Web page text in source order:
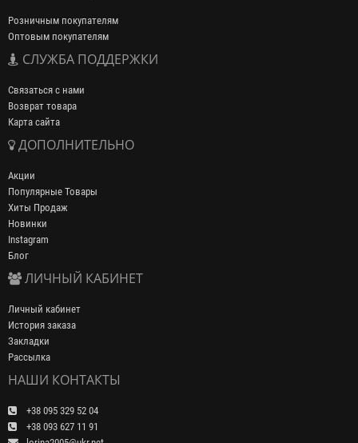
Розничным покупателям
Оптовым покупателям
СЛУЖБА ПОДДЕРЖКИ
Связаться с нами
Возврат товара
Карта сайта
ДОПОЛНИТЕЛЬНО
Акции
Популярные Товары
Хиты Продаж
Новинки
Instagram
Блог
ЛИЧНЫЙ КАБИНЕТ
Личный кабинет
История заказа
Закладки
Рассылка
НАШИ КОНТАКТЫ
+38 095 329 52 04
+38 093 627 11 91